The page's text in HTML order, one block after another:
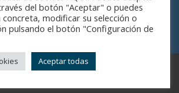
Llobregat - 2017-2025
del botón "Aceptar" o puedes
modificar su selección o
pulsando el botón "Configuración de
Aceptar todas